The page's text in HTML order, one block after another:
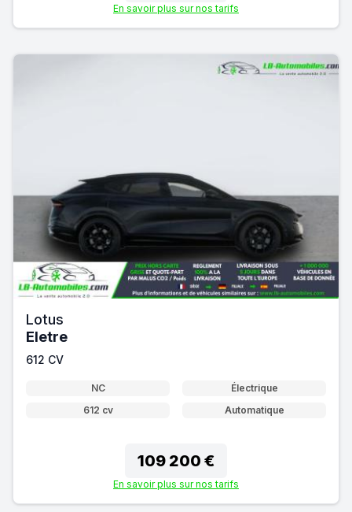
En savoir plus sur nos tarifs
Lotus
Eletre
612 CV
NC
Électrique
612 cv
Automatique
109 200 €
En savoir plus sur nos tarifs